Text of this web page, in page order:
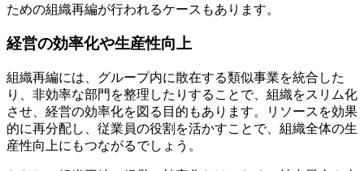
ための組織再編が行われるケースもあります。
経営の効率化や生産性向上
組織再編には、グループ内に散在する類似事業を統合した
り、非効率な部門を整理したりすることで、組織をスリム化
させ、経営の効率化を図る目的もあります。リソースを効果
的に再分配し、従業員の役割を活かすことで、組織全体の生
産性向上にもつながるでしょう。